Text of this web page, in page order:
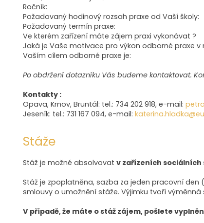
Ročník:
Požadovaný hodinový rozsah praxe od Vaší školy:
Požadovaný termín praxe:
Ve kterém zařízení máte zájem praxi vykonávat ?
Jaká je Vaše motivace pro výkon odborné praxe v
Vaším cílem odborné praxe je:
Po obdržení dotazníku Vás budeme kontaktovat.
Kontakty :
Opava, Krnov, Bruntál: tel.: 734 202 918, e-mail:
Jeseník: tel.: 731 167 094, e-mail:
Stáže
Stáž je možné absolvovat v zařízeních sociálních
Stáž je zpoplatněna, sazba za jeden pracovní
smlouvy o umožnění stáže. Výjimku tvoří
V případě, že máte o stáž zájem, pošlete